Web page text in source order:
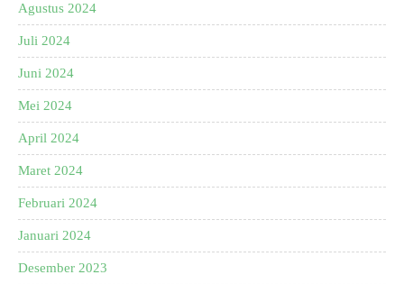
Agustus 2024
Juli 2024
Juni 2024
Mei 2024
April 2024
Maret 2024
Februari 2024
Januari 2024
Desember 2023